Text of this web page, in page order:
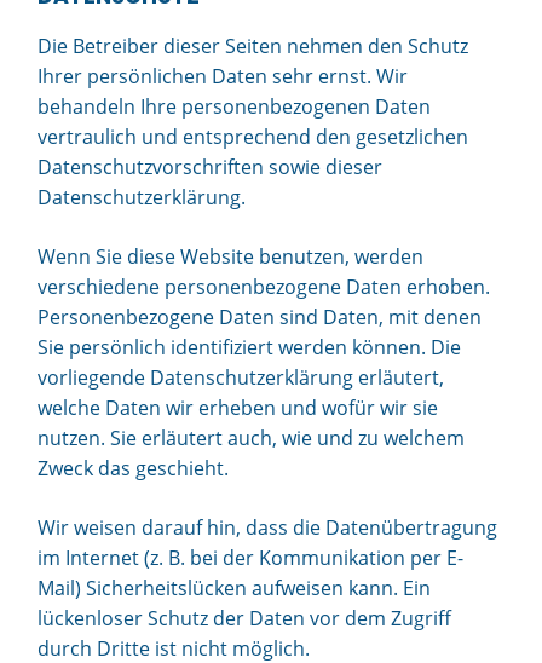
Die Betreiber dieser Seiten nehmen den Schutz
Ihrer persönlichen Daten sehr ernst. Wir
behandeln Ihre personenbezogenen Daten
vertraulich und entsprechend den gesetzlichen
Datenschutzvorschriften sowie dieser
Datenschutzerklärung.
Wenn Sie diese Website benutzen, werden
verschiedene personenbezogene Daten erhoben.
Personenbezogene Daten sind Daten, mit denen
Sie persönlich identifiziert werden können. Die
vorliegende Datenschutzerklärung erläutert,
welche Daten wir erheben und wofür wir sie
nutzen. Sie erläutert auch, wie und zu welchem
Zweck das geschieht.
Wir weisen darauf hin, dass die Datenübertragung
im Internet (z. B. bei der Kommunikation per E-
Mail) Sicherheitslücken aufweisen kann. Ein
lückenloser Schutz der Daten vor dem Zugriff
durch Dritte ist nicht möglich.